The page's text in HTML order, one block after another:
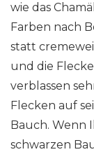
wie das
Farben nach
statt
und die
verblassen
Flecken auf
Bauch. Wenn
schwarzen